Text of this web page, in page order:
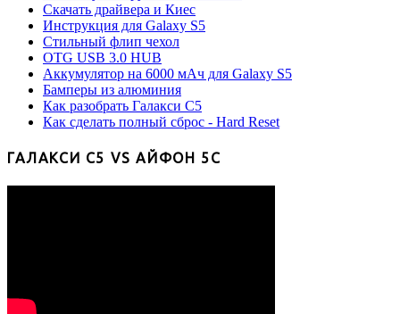
Скачать драйвера и Киес
Инструкция для Galaxy S5
Стильный флип чехол
OTG USB 3.0 HUB
Аккумулятор на 6000 мАч для Galaxy S5
Бамперы из алюминия
Как разобрать Галакси С5
Как сделать полный сброс - Hard Reset
ГАЛАКСИ С5 VS АЙФОН 5С